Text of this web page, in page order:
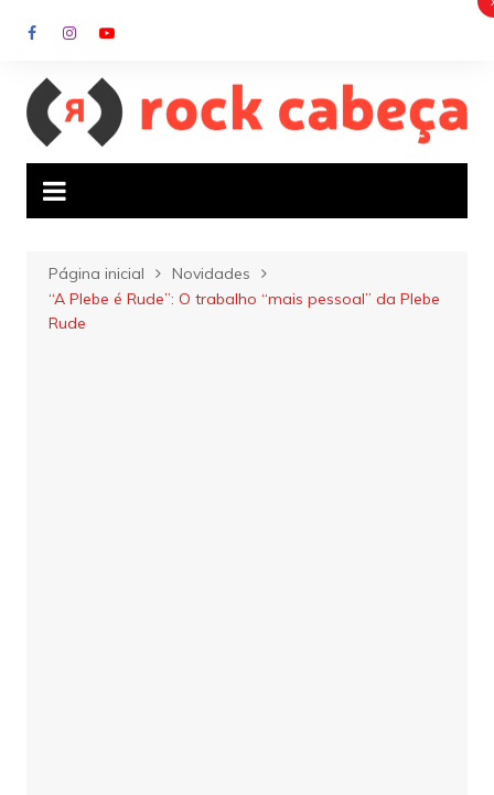
para
conteúdo
Página inicial
Novidades
“A Plebe é Rude”: O trabalho “mais pessoal” da Plebe
Rude